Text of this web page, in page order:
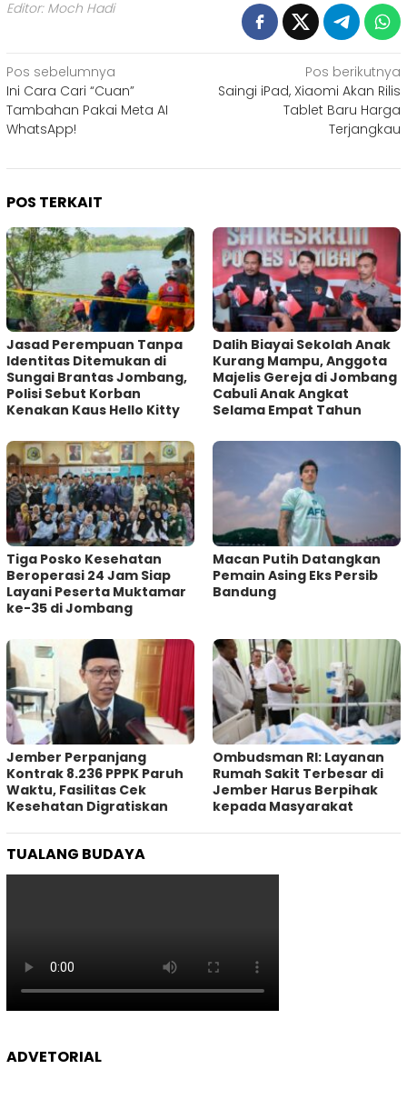
Editor: Moch Hadi
Navigasi
pos
Pos sebelumnya
Ini Cara Cari “Cuan”
Tambahan Pakai Meta AI
WhatsApp!
Pos berikutnya
Saingi iPad, Xiaomi Akan Rilis
Tablet Baru Harga
Terjangkau
POS TERKAIT
Jasad Perempuan Tanpa
Identitas Ditemukan di
Sungai Brantas Jombang,
Polisi Sebut Korban
Kenakan Kaus Hello Kitty
Dalih Biayai Sekolah Anak
Kurang Mampu, Anggota
Majelis Gereja di Jombang
Cabuli Anak Angkat
Selama Empat Tahun
Tiga Posko Kesehatan
Beroperasi 24 Jam Siap
Layani Peserta Muktamar
ke-35 di Jombang
Macan Putih Datangkan
Pemain Asing Eks Persib
Bandung
Jember Perpanjang
Kontrak 8.236 PPPK Paruh
Waktu, Fasilitas Cek
Kesehatan Digratiskan
Ombudsman RI: Layanan
Rumah Sakit Terbesar di
Jember Harus Berpihak
kepada Masyarakat
TUALANG BUDAYA
ADVETORIAL